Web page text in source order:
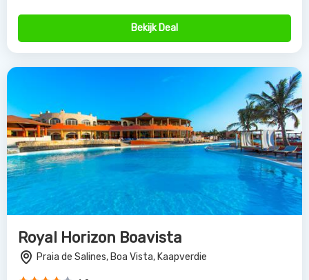
Bekijk Deal
Royal Horizon Boavista
Praia de Salines, Boa Vista, Kaapverdie